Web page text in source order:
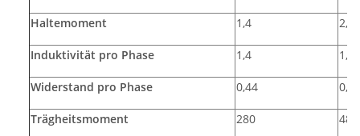
Haltemoment 1,4 2,0
Induktivität pro Phase 1,4 1,7
Widerstand pro Phase 0,44 0,37
Trägheitsmoment 280 480